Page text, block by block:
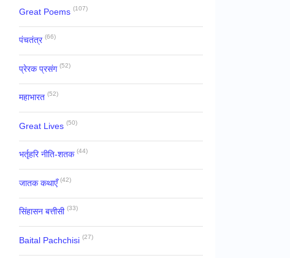
Great Poems (107)
पंचतंत्र (66)
प्रेरक प्रसंग (52)
महाभारत (52)
Great Lives (50)
भर्तृहरि नीति-शतक (44)
जातक कथाएँ (42)
सिंहासन बत्तीसी (33)
Baital Pachchisi (27)